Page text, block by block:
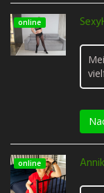
online
online